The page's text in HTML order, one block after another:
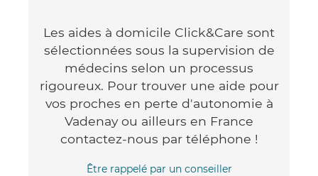
Les aides à domicile Click&Care sont
sélectionnées sous la supervision de
médecins selon un processus
rigoureux. Pour trouver une aide pour
vos proches en perte d'autonomie à
Vadenay ou ailleurs en France
contactez-nous par téléphone !
Être rappelé par un conseiller